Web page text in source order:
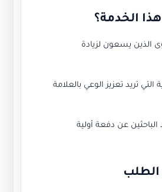
الخدمة؟
الذين يسعون لزيادة
التي تريد تعزيز الوعي بالعلامة
الباحثين عن دفعة أولية